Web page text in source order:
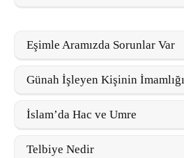
Eşimle Aramızda Sorunlar Var
Günah İşleyen Kişinin İmamlığı
İslam’da Hac ve Umre
Telbiye Nedir